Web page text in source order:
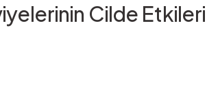
Cilde Etkileri